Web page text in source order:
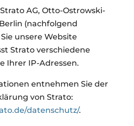
AG, Otto-Ostrowski-
(nachfolgend
unsere Website
Strato verschiedene
Ihrer IP-Adressen.
entnehmen Sie der
von Strato:
datenschutz/.